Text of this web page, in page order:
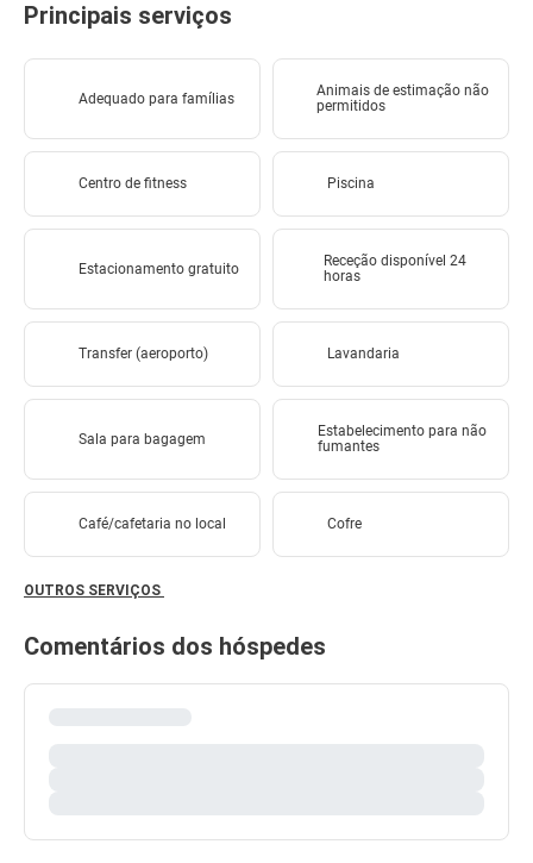
Principais serviços
Adequado para famílias
Animais de estimação não
permitidos
Centro de fitness Piscina
Estacionamento gratuito
Receção disponível 24
horas
Transfer (aeroporto) Lavandaria
Sala para bagagem
Estabelecimento para não
fumantes
Café/cafetaria no local Cofre
OUTROS SERVIÇOS
Comentários dos hóspedes